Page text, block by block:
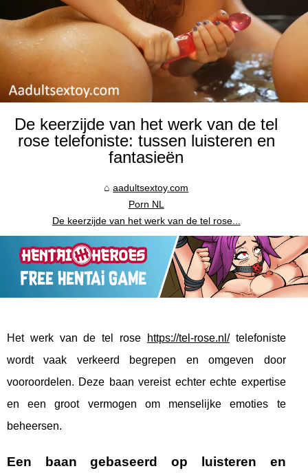
De keerzijde van het werk van de tel
rose telefoniste: tussen luisteren en
fantasieën
aadultsextoy.com
Porn NL
De keerzijde van het werk van de tel rose...
Het werk van de tel rose https://tel-rose.nl/telefoniste
wordt vaak verkeerd begrepen en omgeven door
vooroordelen. Deze baan vereist echter echte expertise
en een groot vermogen om menselijke emoties te
beheersen.
Een baan gebaseerd op luisteren en